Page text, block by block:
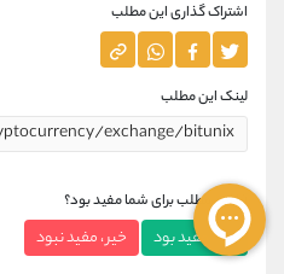
اشتراک گذاری این مطلب
لینک این مطلب
آیا این مطلب برای شما مفید بود؟
بله ، مفید بود خیر ، مفید نبود